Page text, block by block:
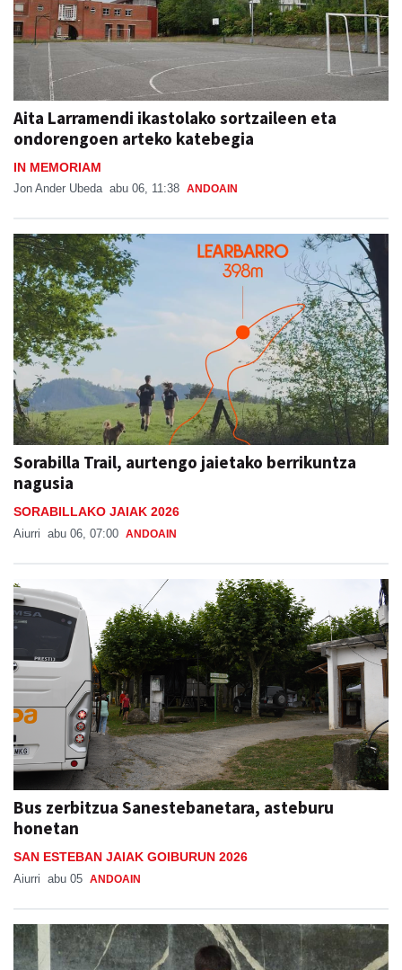
Aita Larramendi ikastolako sortzaileen eta
ondorengoen arteko katebegia
IN MEMORIAM
Jon Ander Ubeda abu 06, 11:38 ANDOAIN
Sorabilla Trail, aurtengo jaietako berrikuntza
nagusia
SORABILLAKO JAIAK 2026
Aiurri abu 06, 07:00 ANDOAIN
Bus zerbitzua Sanestebanetara, asteburu
honetan
SAN ESTEBAN JAIAK GOIBURUN 2026
Aiurri abu 05 ANDOAIN